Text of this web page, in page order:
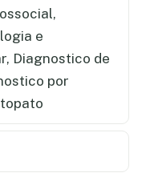
e
Diagnostico de
por